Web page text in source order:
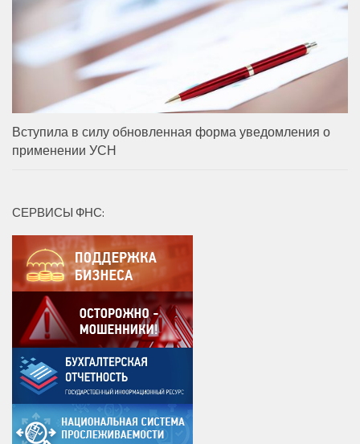
Вступила в силу обновленная форма уведомления о
применении УСН
СЕРВИСЫ ФНС: